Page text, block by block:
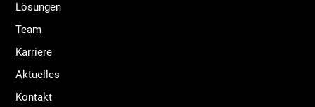
Lösungen
Team
Karriere
Aktuelles
Kontakt